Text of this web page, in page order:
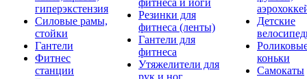
гиперэкстензия
Силовые рамы,
стойки
Гантели
Фитнес
станции
фитнеса и йоги
Резинки для
фитнеса (ленты)
Гантели для
фитнеса
Утяжелители для
рук и ног
Детские
коньки
Самокаты